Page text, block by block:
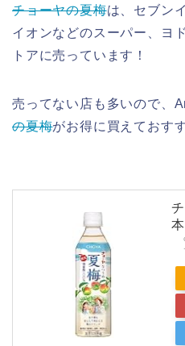
チョーヤの夏梅は、セブン
イオンなどのスーパー、ヨ
トアに売っています！
売ってない店も多いので、
の夏梅がお得に買えておす
本